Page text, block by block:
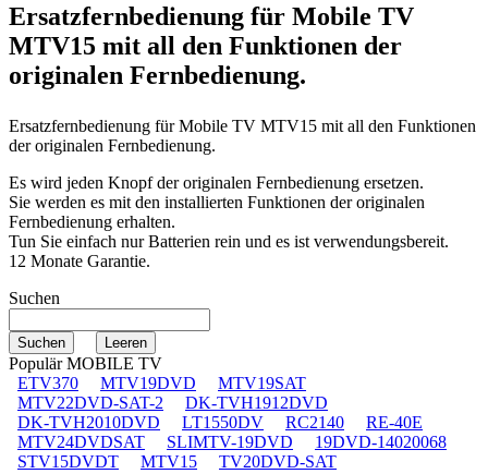
Ersatzfernbedienung für Mobile TV
MTV15 mit all den Funktionen der
originalen Fernbedienung.
Ersatzfernbedienung fürMobile TV MTV15 mit all den Funktionen
der originalen Fernbedienung.
Es wird jeden Knopf der originalen Fernbedienung ersetzen.
Sie werden es mit den installierten Funktionen der originalen
Fernbedienung erhalten.
Tun Sie einfach nur Batterien rein und es ist verwendungsbereit.
12 Monate Garantie.
Suchen
Populär MOBILE TV
ETV370
MTV19DVD
MTV19SAT
MTV22DVD-SAT-2
DK-TVH1912DVD
DK-TVH2010DVD
LT1550DV RC2140
RE-40E
MTV24DVDSAT
SLIMTV-19DVD
19DVD-14020068
STV15DVDT
MTV15
TV20DVD-SAT